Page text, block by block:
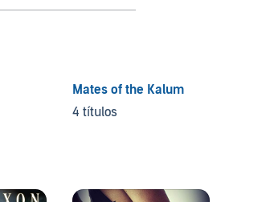
Mates of the Kalum
4 títulos